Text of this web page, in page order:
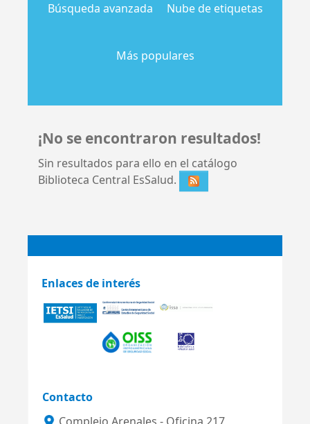
Búsqueda avanzada Nube de etiquetas
Más populares
¡No se encontraron resultados!
Sin resultados para ello en el catálogo
Biblioteca Central EsSalud.
Enlaces de interés
Contacto